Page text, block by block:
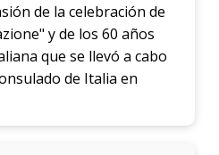
de la celebración de
y de los 60 años
que se llevó a cabo
de Italia en